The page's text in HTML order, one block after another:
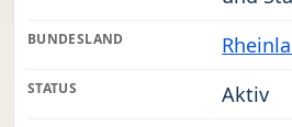
BUNDESLAND
STATUS Aktiv